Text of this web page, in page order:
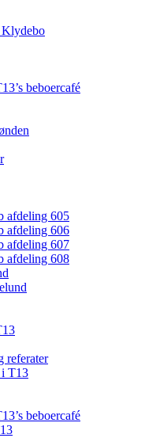
Klydebo
beboercafé
afdeling 605
afdeling 606
afdeling 607
afdeling 608
referater
i T13
beboercafé